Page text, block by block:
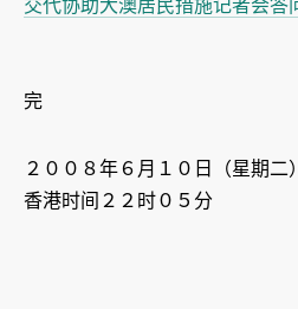
交代协助大澳居民措施记者会答
完
２００８年６月１０日（星期二）
香港时间２２时０５分